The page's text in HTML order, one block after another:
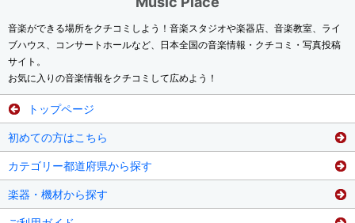
音楽ができる場所をクチコミしよう！音楽スタジオや楽器店、音楽教室、ライ
ブハウス、コンサートホールなど、日本全国の音楽情報・クチコミ・写真投稿
サイト。
お気に入りの音楽情報をクチコミして広めよう！
トップページ
初めての方はこちら
カテゴリー都道府県から探す
楽器・機材から探す